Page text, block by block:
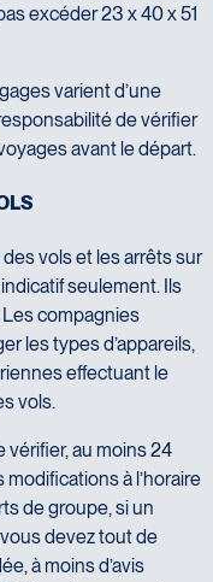
excéder 23 x 40 x 51
varient d’une
de vérifier
avant le départ.
LS
vols et les arrêts sur
seulement. Ils
compagnies
les types d’appareils,
effectuant le
vols.
vérifier, au moins 24
à l’horaire
de groupe, si un
devez tout de
à moins d’avis